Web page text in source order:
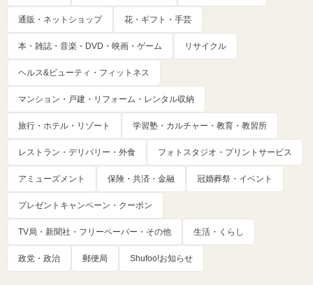
通販・ネットショップ 花・ギフト・手芸
本・雑誌・音楽・DVD・映画・ゲーム リサイクル
ヘルス&ビューティ・フィットネス
マンション・戸建・リフォーム・レンタル収納
旅行・ホテル・リゾート 学習塾・カルチャー・教育・教習所
レストラン・デリバリー・外食 フォトスタジオ・プリントサービス
アミューズメント 保険・共済・金融 冠婚葬祭・イベント
プレゼントキャンペーン・クーポン
TV局・新聞社・フリーペーパー・その他 生活・くらし
政党・政治 郵便局 Shufoo!お知らせ